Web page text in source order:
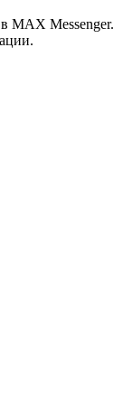
MAX Messenger.